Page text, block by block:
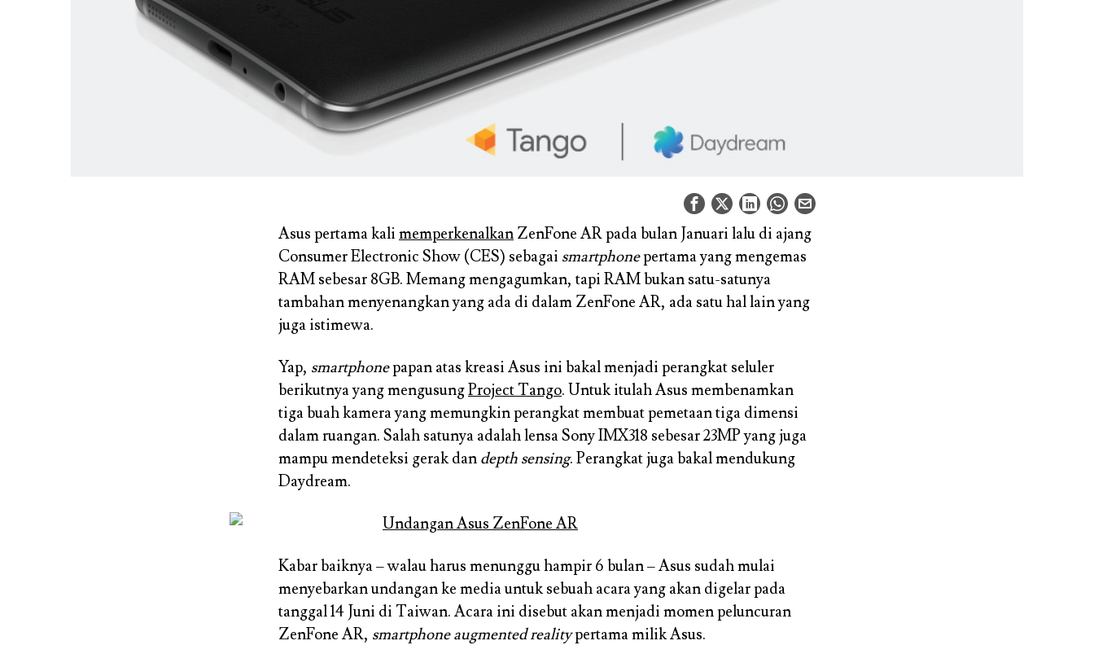
Asus pertama kali memperkenalkan ZenFone AR pada bulan Januari lalu di ajang
Consumer Electronic Show (CES) sebagai smartphonepertama yang mengemas
RAM sebesar 8GB. Memang mengagumkan, tapi RAM bukan satu-satunya
tambahan menyenangkan yang ada di dalam ZenFone AR, ada satu hal lain yang
juga istimewa.
Yap, smartphonepapan atas kreasi Asus ini bakal menjadi perangkat seluler
berikutnya yang mengusungProject Tango. Untuk itulah Asus membenamkan
tiga buah kamera yang memungkin perangkat membuat pemetaan tiga dimensi
dalam ruangan. Salah satunya adalah lensa Sony IMX318 sebesar 23MP yang juga
mampu mendeteksi gerak dan depth sensing. Perangkat juga bakal mendukung
Daydream.
Kabar baiknya – walau harus menunggu hampir 6 bulan – Asus sudah mulai
menyebarkan undangan ke media untuk sebuah acara yang akan digelar pada
tanggal 14 Juni di Taiwan. Acara ini disebut akan menjadi momen peluncuran
ZenFone AR, smartphone augmented realitypertama milik Asus.